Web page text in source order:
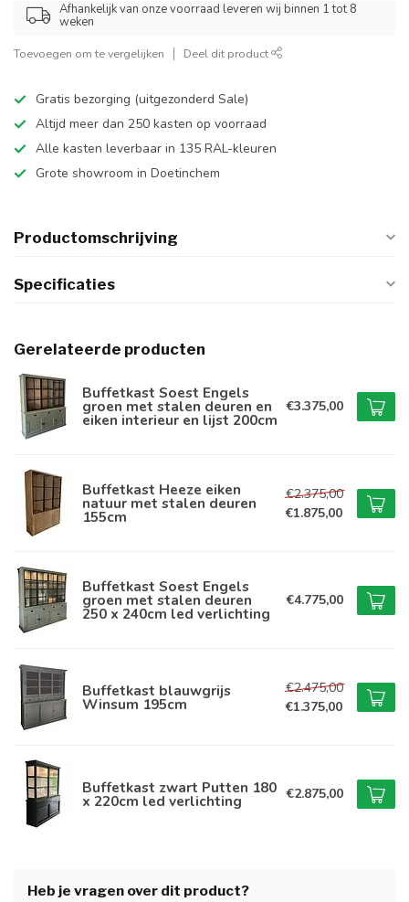
Afhankelijk van onze voorraad leveren wij binnen 1 tot 8
weken
Toevoegen om te vergelijken Deel dit product
Gratis bezorging (uitgezonderd Sale)
Altijd meer dan 250 kasten op voorraad
Alle kasten leverbaar in 135 RAL-kleuren
Grote showroom in Doetinchem
Productomschrijving
Specificaties
Gerelateerde producten
Buffetkast Soest Engels
groen met stalen deuren en
eiken interieur en lijst 200cm
€3.375,00
Buffetkast Heeze eiken
natuur met stalen deuren
155cm
€2.375,00
€1.875,00
Buffetkast Soest Engels
groen met stalen deuren
250 x 240cm led verlichting
€4.775,00
Buffetkast blauwgrijs
Winsum 195cm
€2.475,00
€1.375,00
Buffetkast zwart Putten 180
x 220cm led verlichting €2.875,00
Heb je vragen over dit product?